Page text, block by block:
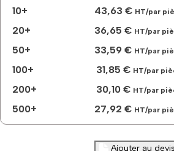
manches
femme
personnaliser
10+ 43,63 € HT/par
20+ 36,65 € HT/par
50+ 33,59 € HT/par
100+ 31,85 € HT/par
200+ 30,10 € HT/par
500+ 27,92 € HT/par
Ajouter au devis